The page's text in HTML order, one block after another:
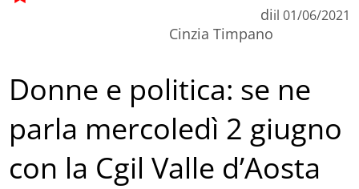
di
Cinzia Timpano
il 01/06/2021
Donne e politica: se ne
parla mercoledì 2 giugno
con la Cgil Valle d’Aosta